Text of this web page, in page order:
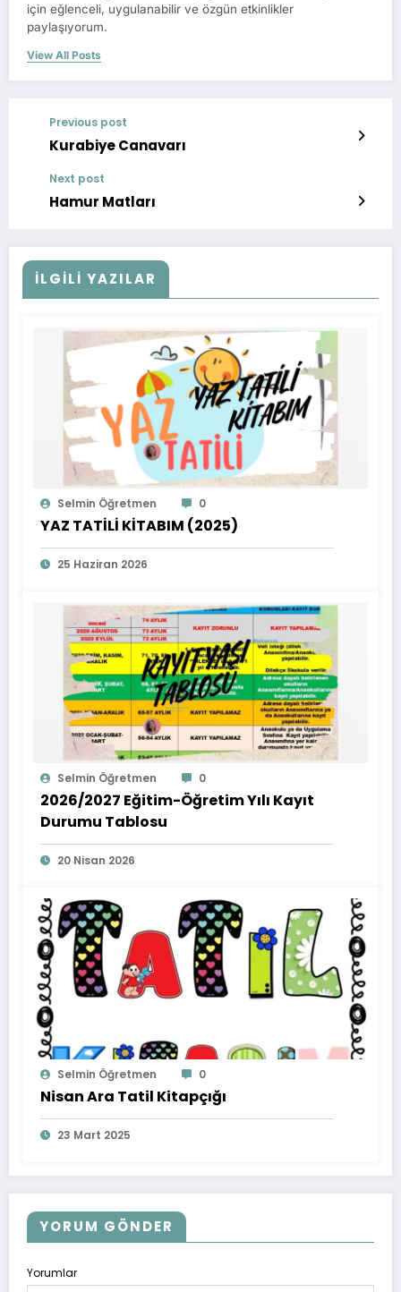
için eğlenceli, uygulanabilir ve özgün etkinlikler
paylaşıyorum.
View All Posts
Previous post
Kurabiye Canavarı
Next post
Hamur Matları
İLGİLİ YAZILAR
Selmin Öğretmen 0
YAZ TATİLİ KİTABIM (2025)
25 Haziran 2026
Selmin Öğretmen 0
2026/2027 Eğitim-Öğretim Yılı Kayıt
Durumu Tablosu
20 Nisan 2026
Selmin Öğretmen 0
Nisan Ara Tatil Kitapçığı
23 Mart 2025
YORUM GÖNDER
Yorumlar